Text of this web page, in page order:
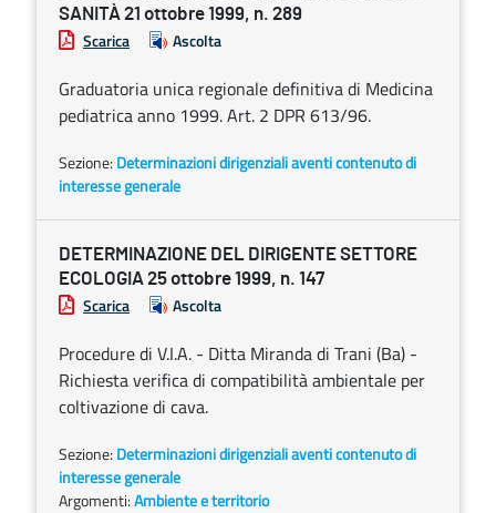
SANITÀ 21 ottobre 1999, n. 289
Scarica Ascolta
Graduatoria unica regionale definitiva di Medicina
pediatrica anno 1999. Art. 2 DPR 613/96.
Sezione: Determinazioni dirigenziali aventi contenuto di
interesse generale
DETERMINAZIONE DEL DIRIGENTE SETTORE
ECOLOGIA 25 ottobre 1999, n. 147
Scarica Ascolta
Procedure di V.I.A. - Ditta Miranda di Trani (Ba) -
Richiesta verifica di compatibilità ambientale per
coltivazione di cava.
Sezione: Determinazioni dirigenziali aventi contenuto di
interesse generale
Argomenti:Ambiente e territorio